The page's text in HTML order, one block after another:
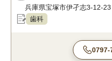
兵庫県宝塚市伊孑志3-12-
歯科
0797-